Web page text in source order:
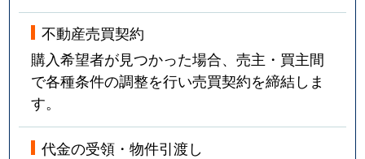
不動産売買契約
購入希望者が見つかった場合、売主・買主間
で各種条件の調整を行い売買契約を締結しま
す。
代金の受領・物件引渡し